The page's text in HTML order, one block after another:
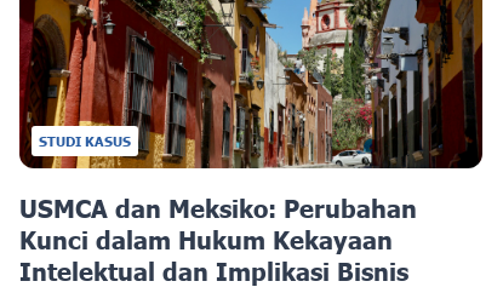
STUDI KASUS
USMCA dan Meksiko: Perubahan
Kunci dalam Hukum Kekayaan
Intelektual dan Implikasi Bisnis